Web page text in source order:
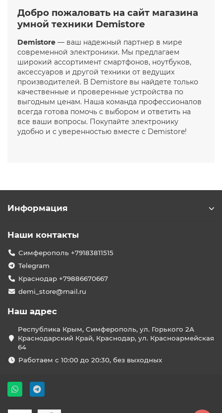
Добро пожаловать на сайт магазина
умной техники Demistore
Demistore — ваш надежный партнер в мире
современной электроники. Мы предлагаем
широкий ассортимент смартфонов, ноутбуков,
аксессуаров и другой техники от ведущих
производителей. В Demistore вы найдете только
качественные и проверенные устройства по
выгодным ценам. Наша команда профессионалов
всегда готова помочь с выбором и ответить на
все ваши вопросы. Покупайте электронику
удобно и с уверенностью вместе с Demistore!
Информация
Наши контакты
Симферополь +79183811515
Telegram
Краснодар +79886670667
demi_store@mail.ru
Наш адрес
Республика Крым, Симферополь, ул. Горького 2А
Краснодарский Край, Краснодар, ул. Красноармейская
64
Работаем с 10:00 до 20:30, без выходных